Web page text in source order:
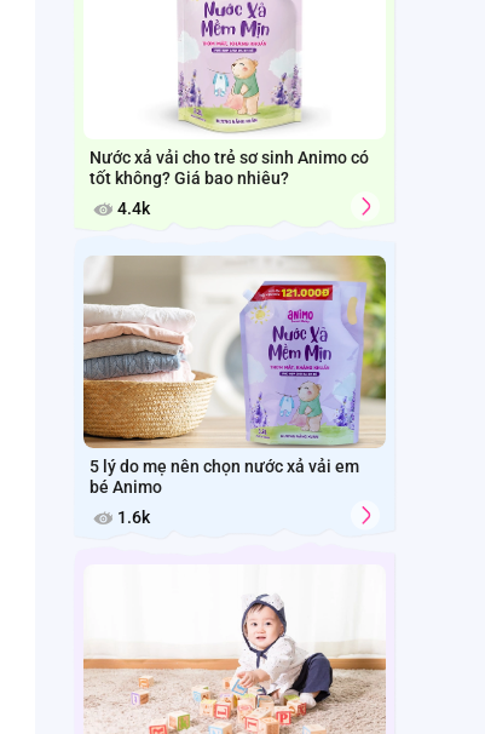
Nước xả vải cho trẻ sơ sinh Animo có
tốt không? Giá bao nhiêu?
4.4k
5 lý do mẹ nên chọn nước xả vải em
bé Animo
1.6k